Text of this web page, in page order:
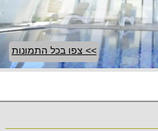
>> צפו בכל התמונות